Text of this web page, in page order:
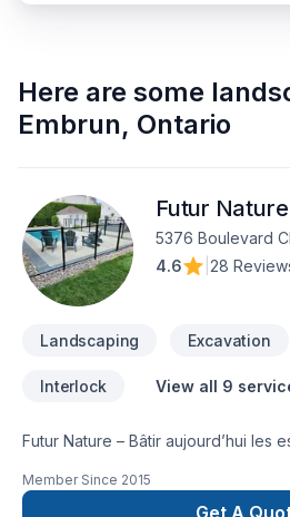
Here are some
Embrun, Ontario
Futur Nature
5376 Boulevard
4.6
28
Landscaping Excavation
Interlock View all 9
Futur Nature – Bâtir aujourd’hui les
choix pour réaliser vos travaux
paysager.Futur Nature –
Member Since 2015
Get A